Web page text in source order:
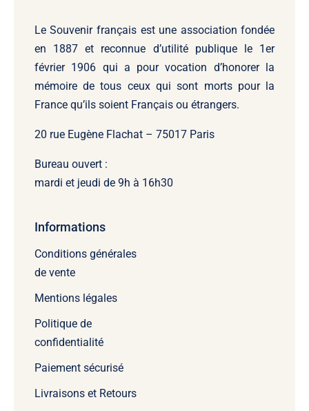
Le Souvenir français est une association fondée
en 1887 et reconnue d’utilité publique le 1er
février 1906 qui a pour vocation d’honorer la
mémoire de tous ceux qui sont morts pour la
France qu’ils soient Français ou étrangers.
20 rue Eugène Flachat – 75017 Paris
Bureau ouvert :
mardi et jeudi de 9h à 16h30
Informations
Conditions générales
de vente
Mentions légales
Politique de
confidentialité
Paiement sécurisé
Livraisons et Retours